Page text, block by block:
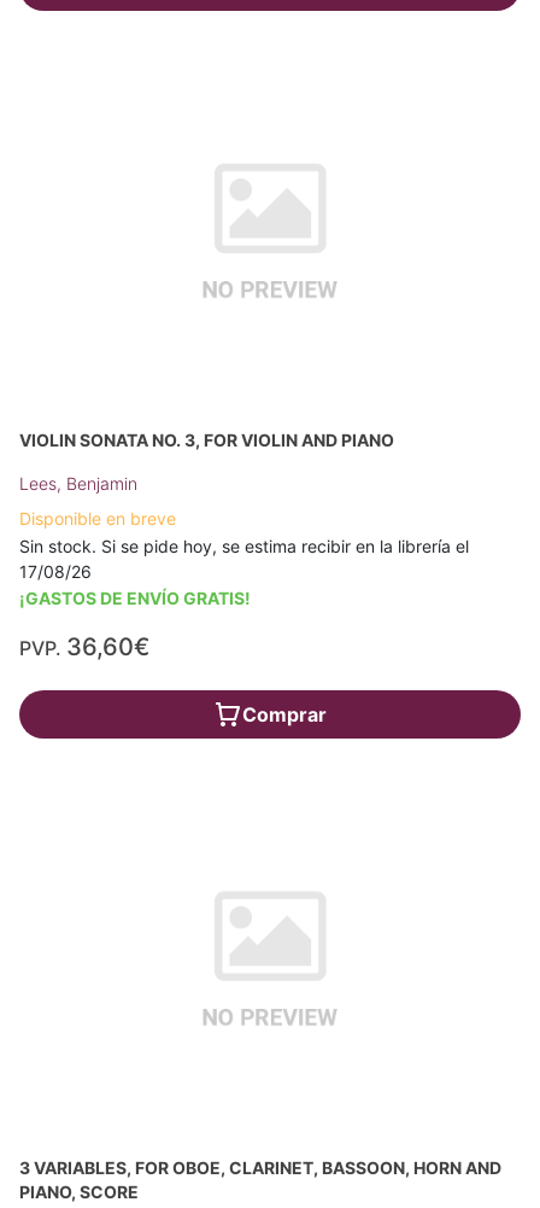
VIOLIN SONATA NO. 3, FOR VIOLIN AND PIANO
Lees, Benjamin
Disponible en breve
Sin stock. Si se pide hoy, se estima recibir en la librería el
17/08/26
¡GASTOS DE ENVÍO GRATIS!
PVP. 36,60€
Comprar
3 VARIABLES, FOR OBOE, CLARINET, BASSOON, HORN AND
PIANO, SCORE